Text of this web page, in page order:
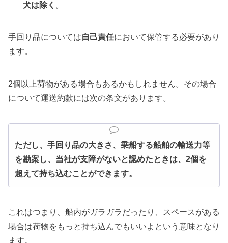
犬は除く 。
手回り品については自己責任において保管する必要があり
ます。
2個以上荷物がある場合もあるかもしれません。その場合
について運送約款には次の条文があります。
ただし、手回り品の大きさ、乗船する船舶の輸送力等
を勘案し、当社が支障がないと認めたときは、2個を
超えて持ち込むことができます。
これはつまり、船内がガラガラだったり、スペースがある
場合は荷物をもっと持ち込んでもいいよという意味となり
ます。